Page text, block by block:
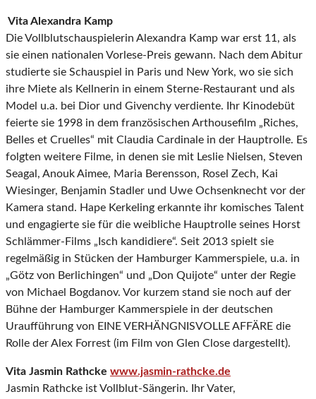
Vita Alexandra Kamp
Die Vollblutschauspielerin Alexandra Kamp war erst 11, als
sie einen nationalen Vorlese-Preis gewann. Nach dem Abitur
studierte sie Schauspiel in Paris und New York, wo sie sich
ihre Miete als Kellnerin in einem Sterne-Restaurant und als
Model u.a. bei Dior und Givenchy verdiente. Ihr Kinodebüt
feierte sie 1998 in dem französischen Arthousefilm „Riches,
Belles et Cruelles“ mit Claudia Cardinale in der Hauptrolle. Es
folgten weitere Filme, in denen sie mit Leslie Nielsen, Steven
Seagal, Anouk Aimee, Maria Berensson, Rosel Zech, Kai
Wiesinger, Benjamin Stadler und Uwe Ochsenknecht vor der
Kamera stand. Hape Kerkeling erkannte ihr komisches Talent
und engagierte sie für die weibliche Hauptrolle seines Horst
Schlämmer-Films „Isch kandidiere“. Seit 2013 spielt sie
regelmäßig in Stücken der Hamburger Kammerspiele, u.a. in
„Götz von Berlichingen“ und „Don Quijote“ unter der Regie
von Michael Bogdanov. Vor kurzem stand sie noch auf der
Bühne der Hamburger Kammerspiele in der deutschen
Uraufführung von EINE VERHÄNGNISVOLLE AFFÄRE die
Rolle der Alex Forrest (im Film von Glen Close dargestellt).
Vita Jasmin Rathcke www.jasmin-rathcke.de
Jasmin Rathcke ist Vollblut-Sängerin. Ihr Vater,